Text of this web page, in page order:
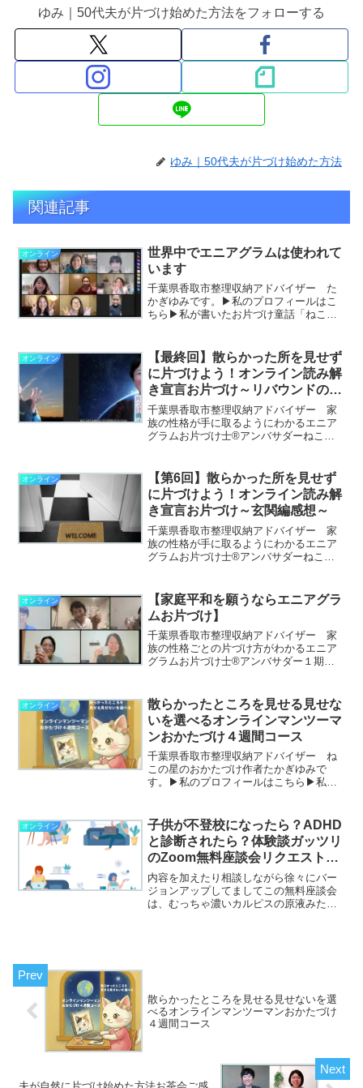
ゆみ｜50代夫が片づけ始めた方法をフォローする
ゆみ｜50代夫が片づけ始めた方法
関連記事
オンライン
世界中でエニアグラムは使われて
います
千葉県香取市整理収納アドバイザー た
かぎゆみです。▶私のプロフィールはこ
ちら▶私が書いたお片づけ童話「ねこの
会に参加致しました。一見、日本にお住
まいの方々の集まりのよう...
オンライン
【最終回】散らかった所を見せず
に片づけよう！オンライン読み解
き宣言お片づけ～リバウンドの五
大原因感想～
千葉県香取市整理収納アドバイザー 家
族の性格が手に取るようにわかるエニア
グラムお片づけ士®アンバサダーねこの
お片づけ童話「ねこの星のおかたづけ」
はこちらこの本には書き込...
オンライン
【第6回】散らかった所を見せず
に片づけよう！オンライン読み解
き宣言お片づけ～玄関編感想～
千葉県香取市整理収納アドバイザー 家
族の性格が手に取るようにわかるエニア
グラムお片づけ士®アンバサダーねこの
お片づけ童話「ねこの星のおかたづけ」
はこちらこの本には書き込...
オンライン
【家庭平和を願うならエニアグラ
ムお片づけ】
千葉県香取市整理収納アドバイザー 家
族の性格ごとの片づけ方がわかるエニア
グラムお片づけ士®アンバサダー１期生
たかぎゆみです。▶私のプロフィールは
こちら▶私が書いたお片づ...
オンライン
散らかったところを見せる見せな
いを選べるオンラインマンツーマ
ンおかたづけ４週間コース
千葉県香取市整理収納アドバイザー ね
この星のおかたづけ作者たかぎゆみで
す。▶私のプロフィールはこちら▶私が
見せないか迷っている方におすすめです
お部屋は片づけたいと思って...
オンライン
子供が不登校になったら？ADHD
と診断されたら？体験談ガッツリ
のZoom無料座談会リクエスト開
催受付中
内容を加えたり相談しながら徐々にバー
ジョンアップしてましてこの無料座談会
は、むっちゃ濃いカルピスの原液みたい
散らかったところを見せる見せないを選
べるオンラインマンツーマンおかたづけ
４週間コース